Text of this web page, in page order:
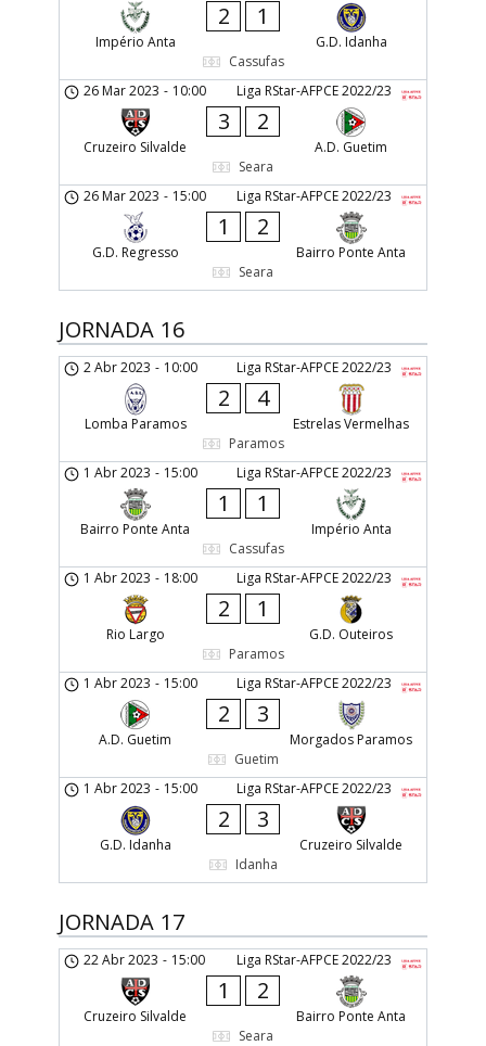
Império Anta
2 1
G.D. Idanha
Cassufas
Liga RStar-AFPCE 2022/23
26 Mar 2023 - 10:00
Cruzeiro Silvalde
3 2
A.D. Guetim
Seara
Liga RStar-AFPCE 2022/23
26 Mar 2023 - 15:00
G.D. Regresso
1 2
Bairro Ponte Anta
Seara
JORNADA 16
Liga RStar-AFPCE 2022/23
2 Abr 2023 - 10:00
Lomba Paramos
2 4
Estrelas Vermelhas
Paramos
Liga RStar-AFPCE 2022/23
1 Abr 2023 - 15:00
Bairro Ponte Anta
1 1
Império Anta
Cassufas
Liga RStar-AFPCE 2022/23
1 Abr 2023 - 18:00
Rio Largo
2 1
G.D. Outeiros
Paramos
Liga RStar-AFPCE 2022/23
1 Abr 2023 - 15:00
A.D. Guetim
2 3
Morgados Paramos
Guetim
Liga RStar-AFPCE 2022/23
1 Abr 2023 - 15:00
G.D. Idanha
2 3
Cruzeiro Silvalde
Idanha
JORNADA 17
Liga RStar-AFPCE 2022/23
22 Abr 2023 - 15:00
Cruzeiro Silvalde
1 2
Bairro Ponte Anta
Seara